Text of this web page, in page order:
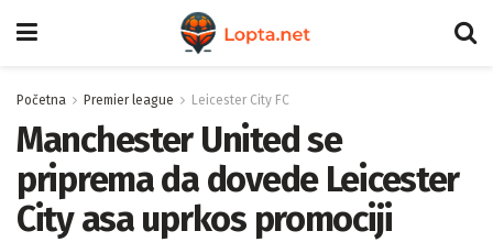
Početna Premier league Leicester City FC
Manchester United se
priprema da dovede Leicester
City asa uprkos promociji